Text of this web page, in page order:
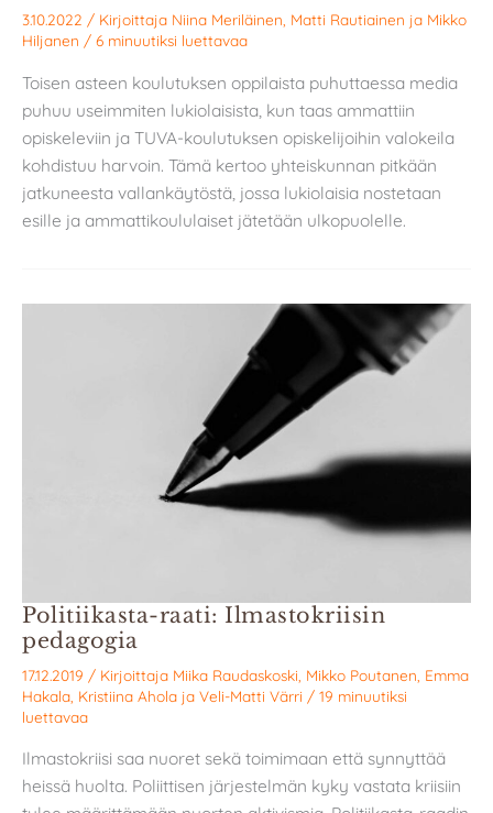
3.10.2022 / Kirjoittaja Niina Meriläinen Matti Rautiainen ja Mikko
Hiljanen / 6 minuutiksi luettavaa
Toisen asteen koulutuksen oppilaista puhuttaessa media
puhuu useimmiten lukiolaisista, kun taas ammattiin
opiskeleviin ja TUVA-koulutuksen opiskelijoihin valokeila
kohdistuu harvoin. Tämä kertoo yhteiskunnan pitkään
jatkuneesta vallankäytöstä, jossa lukiolaisia nostetaan
esille ja ammattikoululaiset jätetään ulkopuolelle.
Politiikasta-raati: Ilmastokriisin
pedagogia
17.12.2019 / Kirjoittaja Miika Raudaskoski Mikko Poutanen Emma
Hakala Kristiina Ahola ja Veli-Matti Värri / 19 minuutiksi
luettavaa
Ilmastokriisi saa nuoret sekä toimimaan että synnyttää
heissä huolta. Poliittisen järjestelmän kyky vastata kriisiin